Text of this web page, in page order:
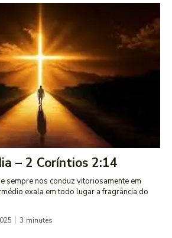
– 2 Coríntios 2:14
sempre nos conduz vitoriosamente em
exala em todo lugar a fragrância do
3 minutes